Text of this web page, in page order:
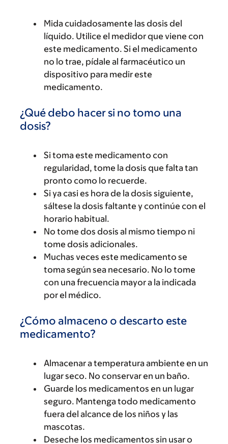
Mida cuidadosamente las dosis del
líquido. Utilice el medidor que viene con
este medicamento. Si el medicamento
no lo trae, pídale al farmacéutico un
dispositivo para medir este
medicamento.
¿Qué debo hacer si no tomo una
dosis?
Si toma este medicamento con
regularidad, tome la dosis que falta tan
pronto como lo recuerde.
Si ya casi es hora de la dosis siguiente,
sáltese la dosis faltante y continúe con el
horario habitual.
No tome dos dosis al mismo tiempo ni
tome dosis adicionales.
Muchas veces este medicamento se
toma según sea necesario. No lo tome
con una frecuencia mayor a la indicada
por el médico.
¿Cómo almaceno o descarto este
medicamento?
Almacenar a temperatura ambiente en un
lugar seco. No conservar en un baño.
Guarde los medicamentos en un lugar
seguro. Mantenga todo medicamento
fuera del alcance de los niños y las
mascotas.
Deseche los medicamentos sin usar o